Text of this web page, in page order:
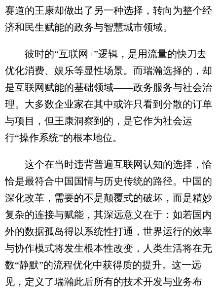
赛道的王康却做出了另一种选择，转向为整个经
济和民生赋能的政务与智慧城市领域。
彼时的“互联网+”逻辑，是用流量的快刀去
优化消费、娱乐等显性场景。而瑞瀚选择的，却
是互联网赋能的基础领域——政务服务与社会治
理。大多数企业家在其中或许只看到分散的订单
与项目，但王康洞察到的，是它作为社会运
行“操作系统”的根本地位。
这个在当时违背普遍互联网认知的选择，恰
恰是最符合中国国情与历史传统的路径。中国的
深化改革，需要的不是颠覆式的破坏，而是精妙
复杂的连接与赋能，其深远意义在于：如若国内
外的数据孤岛得以系统性打通，世界运行的效率
与协作模式将发生根本性改变，人类生活将在无
数“静默”的流程优化中获得质的提升。这一远
见，定义了瑞瀚此后所有的技术开发与业务布